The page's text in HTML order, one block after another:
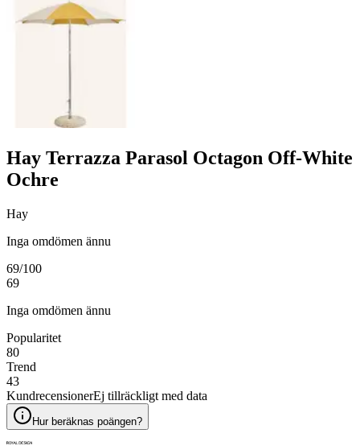
Hay Terrazza Parasol Octagon Off-White
Ochre
Hay
Inga omdömen ännu
69/100
69
Inga omdömen ännu
Popularitet
80
Trend
43
KundrecensionerEj tillräckligt med data
Hur beräknas poängen?